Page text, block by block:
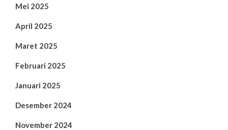
Mei 2025
April 2025
Maret 2025
Februari 2025
Januari 2025
Desember 2024
November 2024